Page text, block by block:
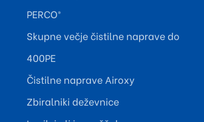
PERCO®
Skupne večje čistilne naprave do
400PE
Čistilne naprave Airoxy
Zbiralniki deževnice